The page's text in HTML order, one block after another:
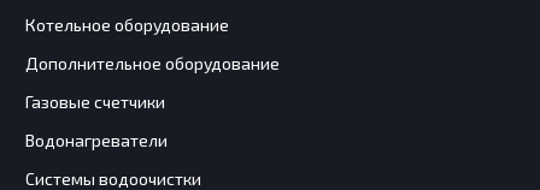
Котельное оборудование
Дополнительное оборудование
Газовые счетчики
Водонагреватели
Системы водоочистки